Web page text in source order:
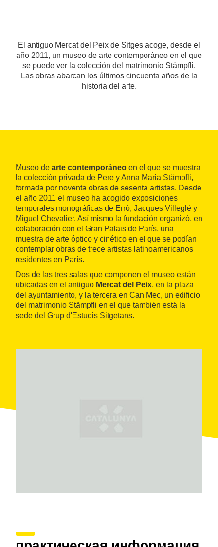
El antiguo Mercat del Peix de Sitges acoge, desde el
año 2011, un museo de arte contemporáneo en el que
se puede ver la colección del matrimonio Stämpfli.
Las obras abarcan los últimos cincuenta años de la
historia del arte.
Museo de arte contemporáneo en el que se muestra
la colección privada de Pere y Anna Maria Stämpfli,
formada por noventa obras de sesenta artistas. Desde
el año 2011 el museo ha acogido exposiciones
temporales monográficas de Erró, Jacques Villeglé y
Miguel Chevalier. Así mismo la fundación organizó, en
colaboración con el Gran Palais de París, una
muestra de arte óptico y cinético en el que se podían
contemplar obras de trece artistas latinoamericanos
residentes en París.
Dos de las tres salas que componen el museo están
ubicadas en el antiguo Mercat del Peix, en la plaza
del ayuntamiento, y la tercera en Can Mec, un edificio
del matrimonio Stämpfli en el que también está la
sede del Grup d'Estudis Sitgetans.